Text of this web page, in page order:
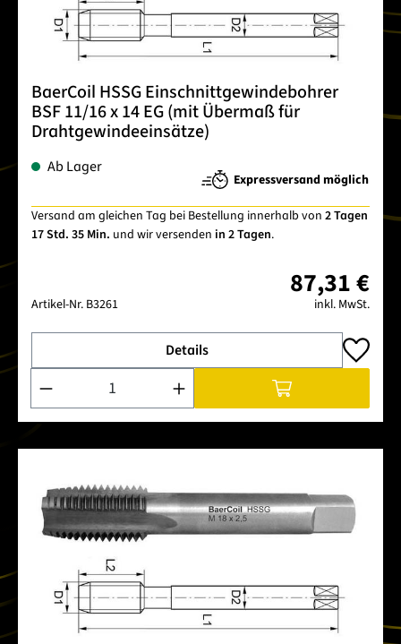
BaerCoil HSSG Einschnittgewindebohrer
BSF 11/16 x 14 EG (mit Übermaß für
Drahtgewindeeinsätze)
Ab Lager
Expressversand möglich
Versand am gleichen Tag bei Bestellung innerhalb von 2 Tagen
17 Std. 35 Min. und wir versenden in 2 Tagen.
Artikel-Nr. B3261
87,31 €
inkl. MwSt.
Details
Produkt Anzahl: Gib den gewünschten Wert ein oder